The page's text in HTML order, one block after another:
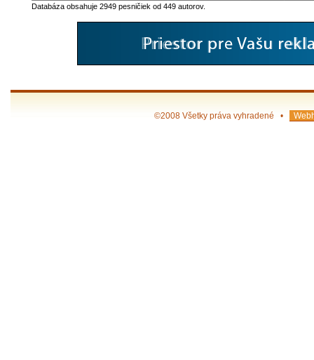
Databáza obsahuje 2949 pesničiek od 449 autorov.
©2008 Všetky práva vyhradené •